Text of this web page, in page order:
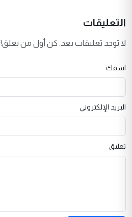
التعليقات
لا توجد تعليقات بعد. كن أول من يعلق!
اسمك
البريد الإلكتروني
تعليق